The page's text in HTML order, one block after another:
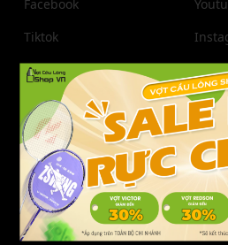
Facebook
Tiktok
Zalo
THÔNG TIN LIÊN HỆ
Liên hệ Vợt Cầu Lông Shop
Hotline CSKH:077.685.6666
Email:cskh@votcaulongshop.vn